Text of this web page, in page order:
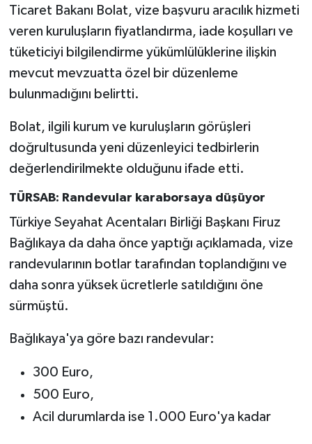
Ticaret Bakanı Bolat, vize başvuru aracılık hizmeti
veren kuruluşların fiyatlandırma, iade koşulları ve
tüketiciyi bilgilendirme yükümlülüklerine ilişkin
mevcut mevzuatta özel bir düzenleme
bulunmadığını belirtti.
Bolat, ilgili kurum ve kuruluşların görüşleri
doğrultusunda yeni düzenleyici tedbirlerin
değerlendirilmekte olduğunu ifade etti.
TÜRSAB: Randevular karaborsaya düşüyor
Türkiye Seyahat Acentaları Birliği Başkanı Firuz
Bağlıkaya da daha önce yaptığı açıklamada, vize
randevularının botlar tarafından toplandığını ve
daha sonra yüksek ücretlerle satıldığını öne
sürmüştü.
Bağlıkaya'ya göre bazı randevular:
300 Euro,
500 Euro,
Acil durumlarda ise 1.000 Euro'ya kadar